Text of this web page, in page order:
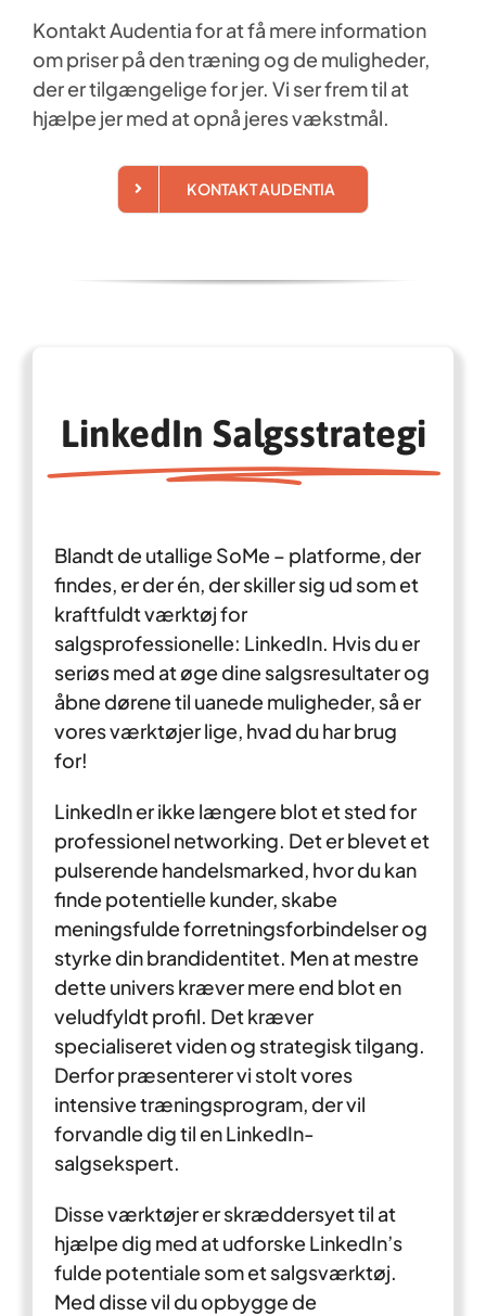
Kontakt Audentia for at få mere information
om priser på den træning og de muligheder,
der er tilgængelige for jer. Vi ser frem til at
hjælpe jer med at opnå jeres vækstmål.
KONTAKT AUDENTIA
LinkedIn Salgsstrategi
Blandt de utallige SoMe – platforme, der
findes, er der én, der skiller sig ud som et
kraftfuldt værktøj for
salgsprofessionelle: LinkedIn. Hvis du er
seriøs med at øge dine salgsresultater og
åbne dørene til uanede muligheder, så er
vores værktøjer lige, hvad du har brug
for!
LinkedIn er ikke længere blot et sted for
professionel networking. Det er blevet et
pulserende handelsmarked, hvor du kan
finde potentielle kunder, skabe
meningsfulde forretningsforbindelser og
styrke din brandidentitet. Men at mestre
dette univers kræver mere end blot en
veludfyldt profil. Det kræver
specialiseret viden og strategisk tilgang.
Derfor præsenterer vi stolt vores
intensive træningsprogram, der vil
forvandle dig til en LinkedIn-
salgsekspert.
Disse værktøjer er skræddersyet til at
hjælpe dig med at udforske LinkedIn’s
fulde potentiale som et salgsværktøj.
Med disse vil du opbygge de